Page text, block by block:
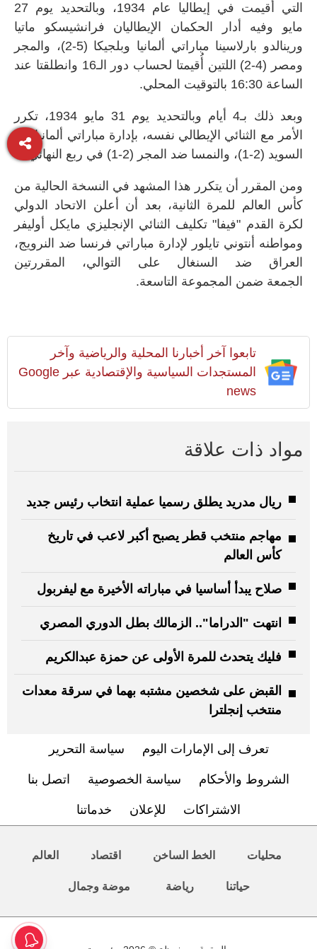
التي أُقيمت في إيطاليا عام 1934، وبالتحديد يوم 27
مايو وفيه أدار الحكمان الإيطاليان فرانشيسكو ماتيا
ورينالدو بارلاسينا مباراتي ألمانيا وبلجيكا (5-2)، والمجر
ومصر (4-2) اللتين أُقيمتا لحساب دور الـ16 وانطلقتا عند
الساعة 16:30 بالتوقيت المحلي.
وبعد ذلك بـ4 أيام وبالتحديد يوم 31 مايو 1934، تكرر
الأمر مع الثنائي الإيطالي نفسه، بإدارة مباراتي ألمانيا ضد
السويد (2-1)، والنمسا ضد المجر (2-1) في ربع النهائي.
ومن المقرر أن يتكرر هذا المشهد في النسخة الحالية من
كأس العالم للمرة الثانية، بعد أن أعلن الاتحاد الدولي
لكرة القدم "فيفا" تكليف الثنائي الإنجليزي مايكل أوليفر
ومواطنه أنتوني تايلور لإدارة مباراتي فرنسا ضد النرويج،
العراق ضد السنغال على التوالي، المقررتين
الجمعة ضمن المجموعة التاسعة.
تابعوا آخر أخبارنا المحلية والرياضية وآخر
المستجدات السياسية والإقتصادية عبر Google
news
مواد ذات علاقة
ريال مدريد يطلق رسميا عملية انتخاب رئيس جديد
مهاجم منتخب قطر يصبح أكبر لاعب في تاريخ
كأس العالم
صلاح يبدأ أساسيا في مباراته الأخيرة مع ليفربول
انتهت "الدراما".. الزمالك بطل الدوري المصري
فليك يتحدث للمرة الأولى عن حمزة عبدالكريم
القبض على شخصين مشتبه بهما في سرقة معدات
منتخب إنجلترا
تعرف إلى الإمارات اليوم سياسة التحرير
الشروط والأحكام سياسة الخصوصية اتصل بنا
الاشتراكات للإعلان خدماتنا
محليات الخط الساخن اقتصاد العالم
حياتنا رياضة موضة وجمال